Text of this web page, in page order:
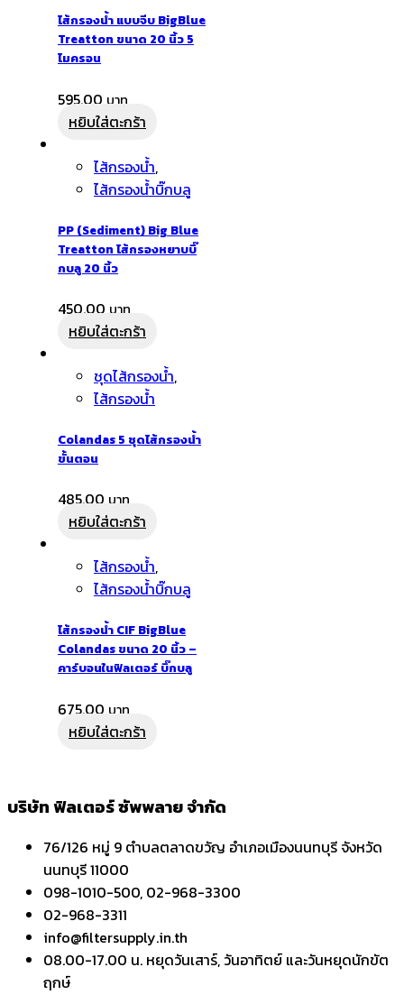
ไส้กรองน้ำ แบบจีบ BigBlue
Treatton ขนาด 20 นิ้ว 5
ไมครอน
595.00
หยิบใส่ตะกร้า
ไส้กรองน้ำ,
ไส้กรองน้ำบิ๊กบลู
PP (Sediment) Big Blue
Treatton ไส้กรองหยาบบิ๊
กบลู 20 นิ้ว
450.00
หยิบใส่ตะกร้า
ชุดไส้กรองน้ำ,
ไส้กรองน้ำ
Colandas 5 ชุดไส้กรองน้ำ
ขั้นตอน
485.00
หยิบใส่ตะกร้า
ไส้กรองน้ำ,
ไส้กรองน้ำบิ๊กบลู
ไส้กรองน้ำ CIF BigBlue
Colandas ขนาด 20 นิ้ว –
คาร์บอนในฟิลเตอร์ บิ๊กบลู
675.00
หยิบใส่ตะกร้า
บริษัท ฟิลเตอร์ ซัพพลาย จำกัด
76/126 หมู่ 9 ตำบลตลาดขวัญ อำเภอเมืองนนทบุรี จังหวัด
นนทบุรี 11000
098-1010-500, 02-968-3300
02-968-3311
info@filtersupply.in.th
08.00-17.00 น. หยุดวันเสาร์, วันอาทิตย์ และวันหยุดนักขัต
ฤกษ์